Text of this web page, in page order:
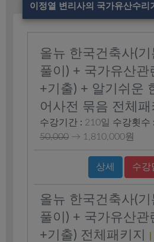
이정열 변리사의 국가유산수리
올뉴 한국건축사(
풀이) + 국가유산관
+기출) + 알기쉬운
어사전 묶음 전체패
수강기간 : 210일 수강횟수 :
50,000 → 1,810,000원
상세 수강
올뉴 한국건축사(
풀이) + 국가유산관
+기출) 전체패키지